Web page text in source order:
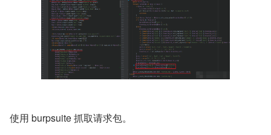
使用 burpsuite 抓取请求包。